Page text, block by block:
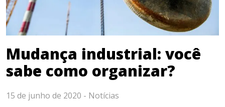
Mudança industrial: você
sabe como organizar?
15 de junho de 2020 - Notícias